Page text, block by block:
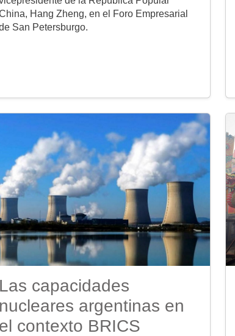
Hang Zheng, en el Foro Empresarial
San Petersburgo.
Las capacidades
nucleares argentinas en
el contexto BRICS